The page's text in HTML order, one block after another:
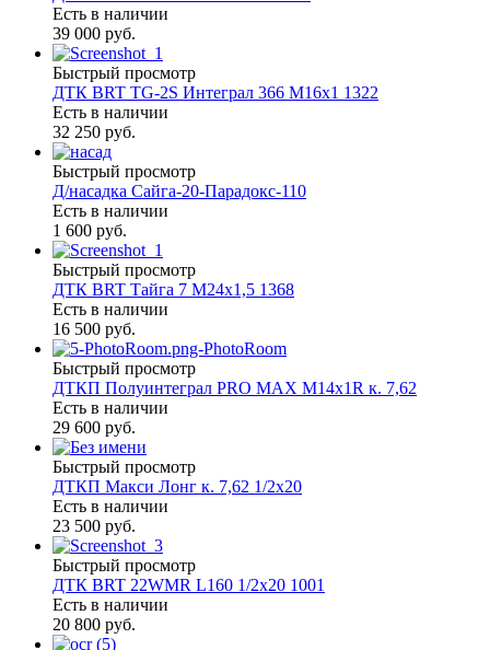
Есть в наличии
39 000 руб.
Быстрый просмотр
ДТК BRT TG-2S Интеграл 366 M16х1 1322
Есть в наличии
32 250 руб.
Быстрый просмотр
Д/насадка Сайга-20-Парадокс-110
Есть в наличии
1 600 руб.
Быстрый просмотр
ДТК BRT Тайга 7 М24х1,5 1368
Есть в наличии
16 500 руб.
Быстрый просмотр
ДТКП Полуинтеграл PRO MAX М14х1R к. 7,62
Есть в наличии
29 600 руб.
Быстрый просмотр
ДТКП Макси Лонг к. 7,62 1/2х20
Есть в наличии
23 500 руб.
Быстрый просмотр
ДТК BRT 22WMR L160 1/2х20 1001
Есть в наличии
20 800 руб.